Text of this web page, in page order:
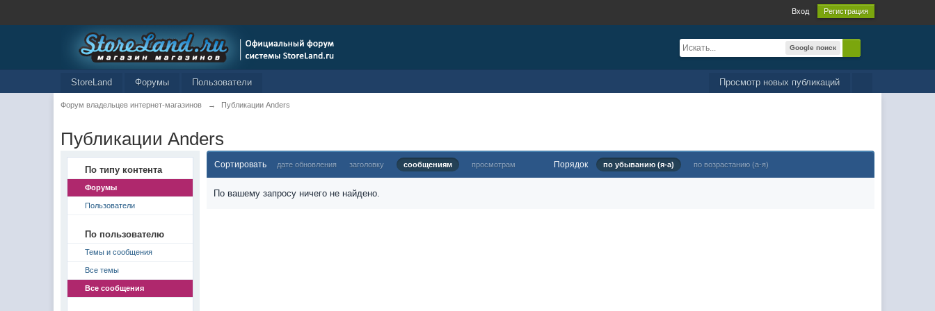
Вход Регистрация
Google поиск
Просмотр новых публикаций
StoreLand Форумы Пользователи
Форум владельцев интернет-магазинов → Публикации Anders
Публикации Anders
По типу контента
Форумы
Пользователи
По пользователю
Темы и сообщения
Все темы
Все сообщения
Сортировать дате обновления заголовку сообщениям просмотрам Порядок по убыванию (я-а) по возрастанию (а-я)
По вашему запросу ничего не найдено.